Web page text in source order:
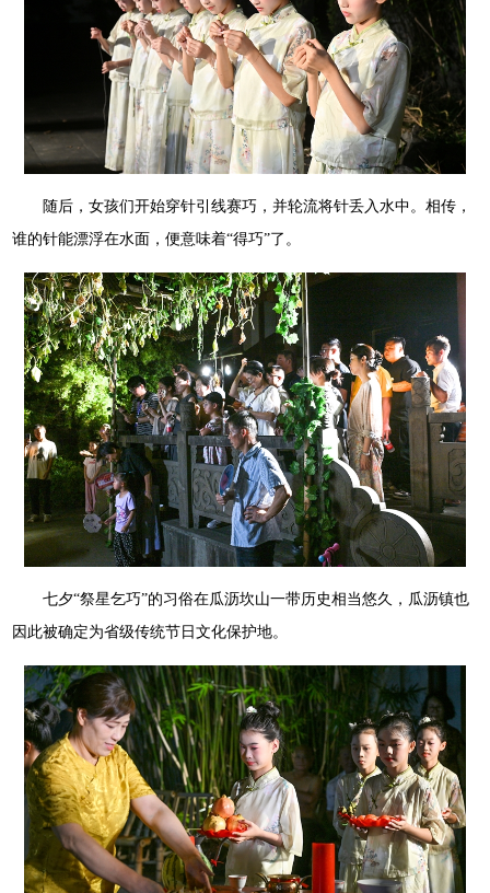
随后，女孩们开始穿针引线赛巧，并轮流将针丢入水中。相传，
谁的针能漂浮在水面，便意味着“得巧”了。
七夕“祭星乞巧”的习俗在瓜沥坎山一带历史相当悠久，瓜沥镇也
因此被确定为省级传统节日文化保护地。